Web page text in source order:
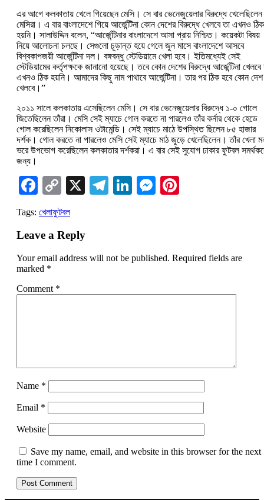
এর আগে কলকাতায় খেলে গিয়েছেন মেসি। সে বার ভেনেজুয়েলার বিরুদ্ধে খেলেছিলেন
মেসিরা। এ বার বাংলাদেশে গিয়ে আর্জেন্টিনা কোন দেশের বিরুদ্ধে খেলবে তা এখনও ঠিক
হয়নি। সালাউদ্দিন বলেন, “আর্জেন্টিনার বাংলাদেশে আসা প্রায় নিশ্চিত। কয়েকটা বিষয়
নিয়ে আলোচনা চলছে। সেগুলো চূড়ান্ত হয়ে গেলে জুন মাসে বাংলাদেশে আসবে
বিশ্বকাপজয়ী আর্জেন্টিনা দল। বঙ্গবন্ধু স্টেডিয়ামে খেলা হবে। ইতিমধ্যেই সেই
স্টেডিয়ামের কর্তৃপক্ষকে জানানো হয়েছে। তবে কোন দেশের বিরুদ্ধে আর্জেন্টিনা খেলবে
এখনও ঠিক হয়নি। আমাদের কিছু নাম পাথাবে আর্জেন্টিনা। তার পর ঠিক হবে কোন দেশ
খেলবে।”
২০১১ সালে কলকাতায় এসেছিলেন মেসি। সে বার ভেনেজুয়েলার বিরুদ্ধে ১-০ গোলে
জিতেছিলেন তাঁরা। মেসি সেই ম্যাচে গোল করতে না পারলেও তাঁর কর্নার থেকে হেডে
গোল করেছিলেন নিকোলাস ওটামেন্ডি। সেই ম্যাচে মাঠে উপস্থিত ছিলেন ৮৫ হাজার
দর্শক। গোল করতে না পারলেও মেসি সেই ম্যাচে মাঠ জুড়ে খেলেছিলেন। তাঁর খেলা
ভরে উপভোগ করেছিলেন কলকাতার দর্শকরা। এ বার সেই সুযোগ ঢাকার ফুটবল
জন্য।
Facebook
Copy
Link
X Telegram
LinkedIn
Messenger
Tags: খেলাফুটবল
Leave a Reply
Your email address will not be published. Required fields are
marked *
Comment *
Name *
Email *
Website
Save my name, email, and website in this browser for the next
time I comment.